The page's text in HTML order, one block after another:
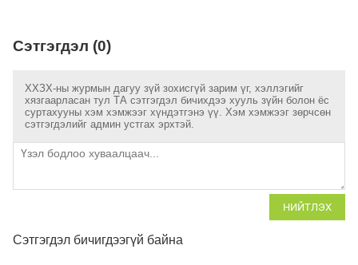
Сэтгэгдэл (0)
ХХЗХ-ны журмын дагуу зүй зохисгүй зарим үг, хэллэгийг
хязгаарласан тул ТА сэтгэгдэл бичихдээ хууль зүйн болон ёс
суртахууны хэм хэмжээг хүндэтгэнэ үү. Хэм хэмжээг зөрчсөн
сэтгэгдэлийг админ устгах эрхтэй.
НИЙТЛЭХ
Сэтгэгдэл бичигдээгүй байна